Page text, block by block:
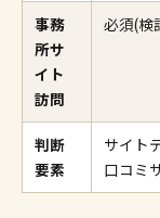
事務
所サ
イト
訪問
必須(検
判断
要素
サイト
口コミ